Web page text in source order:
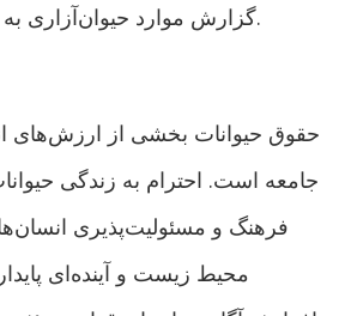
گزارش موارد حیوان‌آزاری به نهادهای مسئول.
حقوق حیوانات بخشی از ارزش‌های
جامعه است. احترام به زندگی
فرهنگ و مسئولیت‌پذیری
محیط زیست و آینده‌ای